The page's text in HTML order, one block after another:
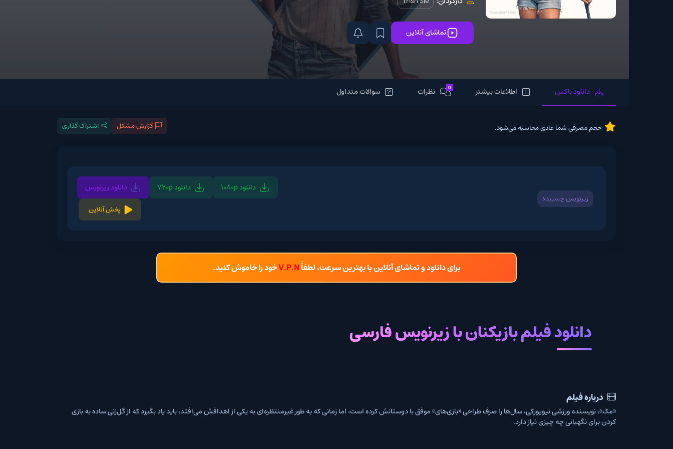
تماشای آنلاین
دانلود باکس اطلاعات بیشتر نظرات سوالات متداول
حجم مصرفی شما عادی محاسبه می‌شود. گزارش مشکل اشتراک گذاری
زیرنویس چسبیده
دانلود 720p دانلود زیرنویس
برای دانلود و تماشای آنلاین با بهترین سرعت، لطفاًV.P.Nخود را خاموش کنید.
دانلود فیلم بازیکنان با زیرنویس فارسی
درباره فیلم
«مک»، نویسنده ورزشی نیویورکی، سال‌ها را صرف طراحی «بازی‌های» موفق با دوستانش کرده است، اما زمانی که به طور غیرمنتظره‌ای به یکی از اهدافش می‌افتد، باید یاد بگیرد که از گل‌زنی ساده به بازی
کردن برای نگهبانی چه چیزی نیاز دارد.